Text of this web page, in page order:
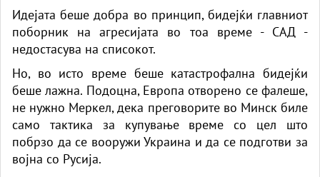
Идејата беше добра во принцип, бидејќи главниот
поборник на агресијата во тоа време - САД -
недостасува на списокот.
Но, во исто време беше катастрофална бидејќи
беше лажна. Подоцна, Европа отворено се фалеше,
не нужно Меркел, дека преговорите во Минск биле
само тактика за купување време со цел што
побрзо да се вооружи Украина и да се подготви за
војна со Русија.